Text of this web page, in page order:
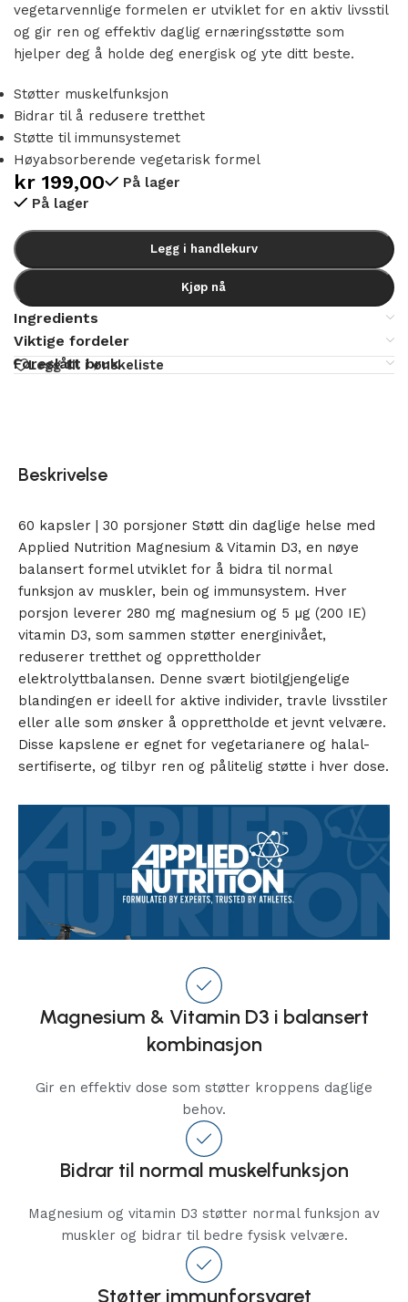
vegetarvennlige formelen er utviklet for en aktiv livsstil
og gir ren og effektiv daglig ernæringsstøtte som
hjelper deg å holde deg energisk og yte ditt beste.
Støtter muskelfunksjon
Bidrar til å redusere tretthet
Støtte til immunsystemet
Høyabsorberende vegetarisk formel
kr 199,00
På lager
På lager
Legg i handlekurv
Kjøp nå
Alternative:
Ingredients
Viktige fordeler
Foreslått bruk
Legg til i ønskeliste
Beskrivelse
60 kapsler | 30 porsjoner Støtt din daglige helse med
Applied Nutrition Magnesium & Vitamin D3, en nøye
balansert formel utviklet for å bidra til normal
funksjon av muskler, bein og immunsystem. Hver
porsjon leverer 280 mg magnesium og 5 µg (200 IE)
vitamin D3, som sammen støtter energinivået,
reduserer tretthet og opprettholder
elektrolyttbalansen. Denne svært biotilgjengelige
blandingen er ideell for aktive individer, travle livsstiler
eller alle som ønsker å opprettholde et jevnt velvære.
Disse kapslene er egnet for vegetarianere og halal-
sertifiserte, og tilbyr ren og pålitelig støtte i hver dose.
Magnesium & Vitamin D3 i balansert
kombinasjon
Gir en effektiv dose som støtter kroppens daglige
behov.
Bidrar til normal muskelfunksjon
Magnesium og vitamin D3 støtter normal funksjon av
muskler og bidrar til bedre fysisk velvære.
Støtter immunforsvaret